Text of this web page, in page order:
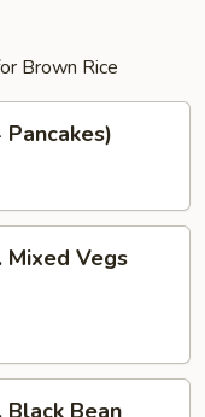
Brown Rice
Mixed Vegs
Black Bean